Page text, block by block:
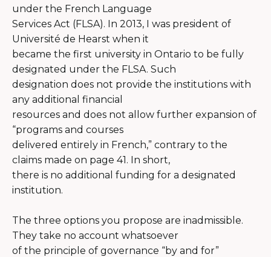
under the French Language
Services Act (FLSA). In 2013, I was president of
Université de Hearst when it
became the first university in Ontario to be fully
designated under the FLSA. Such
designation does not provide the institutions with
any additional financial
resources and does not allow further expansion of
“programs and courses
delivered entirely in French,” contrary to the
claims made on page 41. In short,
there is no additional funding for a designated
institution.
The three options you propose are inadmissible.
They take no account whatsoever
of the principle of governance “by and for”